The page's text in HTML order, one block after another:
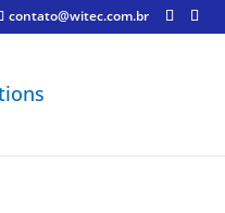
contato@witec.com.br